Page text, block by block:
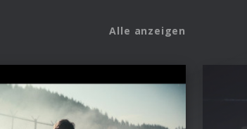
Alle anzeigen